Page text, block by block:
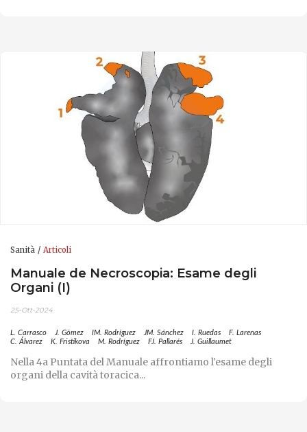
Sanità Articoli
Manuale de Necroscopia: Esame degli
Organi (I)
25-Ott-2024
L. Carrasco J. Gómez IM. Rodríguez JM. Sánchez I. Ruedas
F. Larenas
C. Álvarez
K. Fristikova M. Rodríguez FJ. Pallarés J. Guillaumet
Nella 4a Puntata del Manuale affrontiamo l'esame degli
organi della cavità toracica...